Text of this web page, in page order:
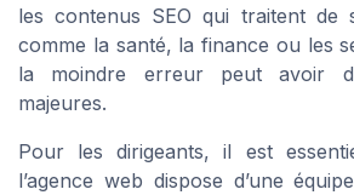
les contenus SEO qui traitent de
comme la santé, la finance ou les
la moindre erreur peut avoir
majeures.
Pour les dirigeants, il est
l’agence web dispose d’une